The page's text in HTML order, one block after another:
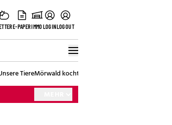
E-PAPERIMMOLOGINLOGOUT
TiereMörwald kocht